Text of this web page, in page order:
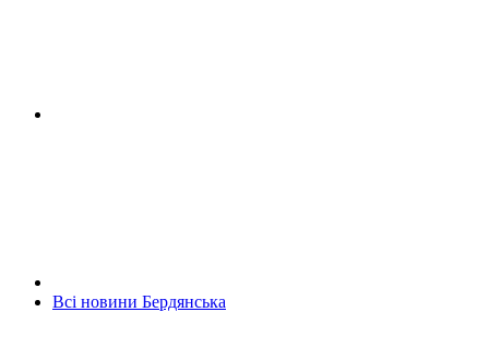
Всі новини Бердянська